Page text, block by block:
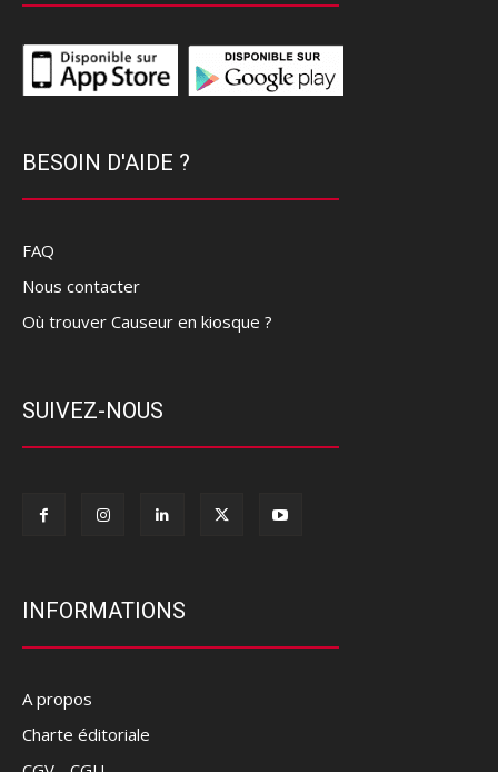
BESOIN D'AIDE ?
FAQ
Nous contacter
Où trouver Causeur en kiosque ?
SUIVEZ-NOUS
INFORMATIONS
A propos
Charte éditoriale